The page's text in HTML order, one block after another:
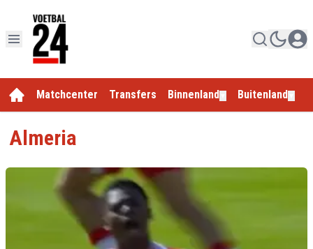
Matchcenter Transfers Binnenland Buitenland
Almeria